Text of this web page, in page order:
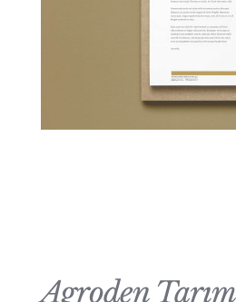
Agroden Tarım